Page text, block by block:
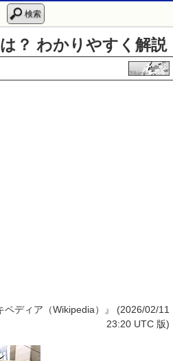
検索
？ わかりやすく解説
ペディア（Wikipedia）』 (2026/02/11
23:20 UTC 版)